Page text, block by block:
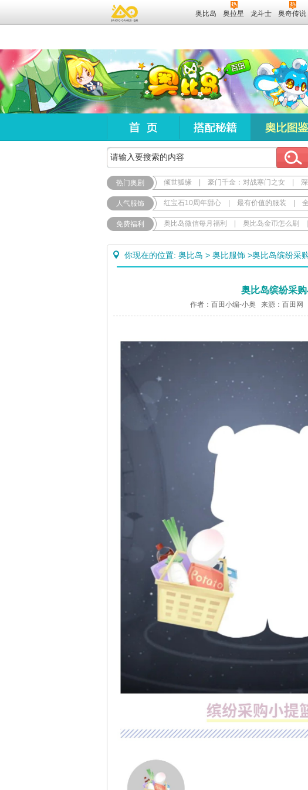
奥比岛 奥拉星 龙斗士 奥奇传说
热门奥剧 倾世狐缘 豪门千金：对战寒门之女
人气服饰 红宝石10周年甜心 最有价值的服装
免费福利 奥比岛微信每月福利 奥比岛金币怎么刷
你现在的位置: 奥比岛 > 奥比服饰 >奥比岛缤纷采
奥比岛缤纷采
作者：百田小编-小奥 来源： 百田网